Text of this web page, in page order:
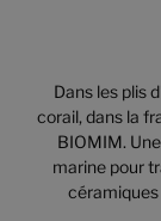
Dans les plis
corail, dans la
BIOMIM.
marine pour
céramiques